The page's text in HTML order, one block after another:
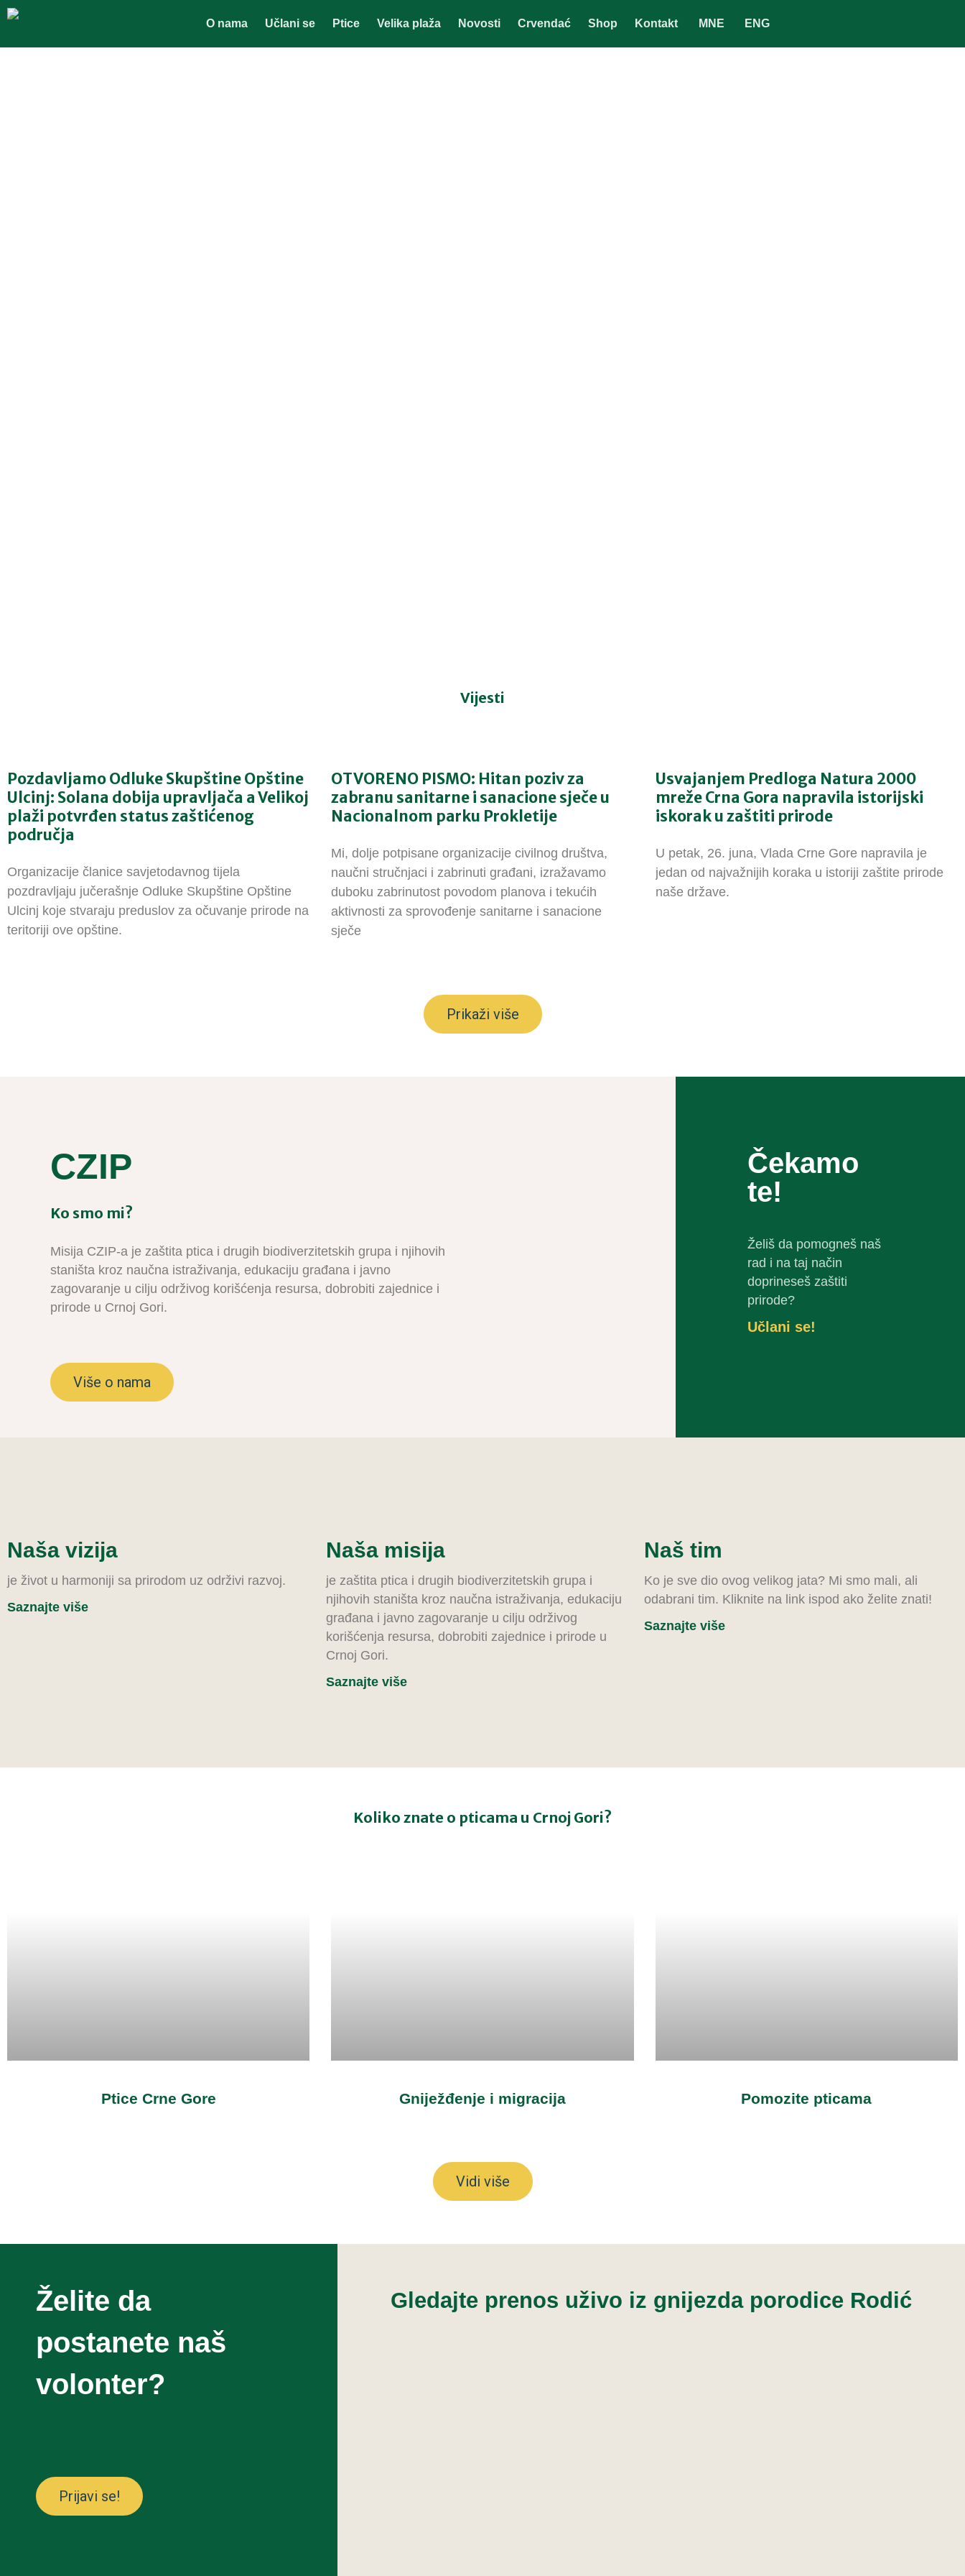
O nama Učlani se Ptice Velika plaža Novosti Crvendać Shop Kontakt MNE ENG
Vijesti
Pozdavljamo Odluke Skupštine Opštine
Ulcinj: Solana dobija upravljača a Velikoj
plaži potvrđen status zaštićenog
područja
Organizacije članice savjetodavnog tijela
pozdravljaju jučerašnje Odluke Skupštine Opštine
Ulcinj koje stvaraju preduslov za očuvanje prirode na
teritoriji ove opštine.
OTVORENO PISMO: Hitan poziv za
zabranu sanitarne i sanacione sječe u
Nacionalnom parku Prokletije
Mi, dolje potpisane organizacije civilnog društva,
naučni stručnjaci i zabrinuti građani, izražavamo
duboku zabrinutost povodom planova i tekućih
aktivnosti za sprovođenje sanitarne i sanacione
sječe
Usvajanjem Predloga Natura 2000
mreže Crna Gora napravila istorijski
iskorak u zaštiti prirode
U petak, 26. juna, Vlada Crne Gore napravila je
jedan od najvažnijih koraka u istoriji zaštite prirode
naše države.
Prikaži više
CZIP
Ko smo mi?
Misija CZIP-a je zaštita ptica i drugih biodiverzitetskih grupa i njihovih
staništa kroz naučna istraživanja, edukaciju građana i javno
zagovaranje u cilju održivog korišćenja resursa, dobrobiti zajednice i
prirode u Crnoj Gori.
Više o nama
Čekamo
te!
Želiš da pomogneš naš
rad i na taj način
doprineseš zaštiti
prirode?
Učlani se!
Naša vizija
je život u harmoniji sa prirodom uz održivi razvoj.
Saznajte više
Naša misija
je zaštita ptica i drugih biodiverzitetskih grupa i
njihovih staništa kroz naučna istraživanja, edukaciju
građana i javno zagovaranje u cilju održivog
korišćenja resursa, dobrobiti zajednice i prirode u
Crnoj Gori.
Saznajte više
Naš tim
Ko je sve dio ovog velikog jata? Mi smo mali, ali
odabrani tim. Kliknite na link ispod ako želite znati!
Saznajte više
Koliko znate o pticama u Crnoj Gori?
Ptice Crne Gore Gniježđenje i migracija Pomozite pticama
Vidi više
Želite da
postanete naš
volonter?
Prijavi se!
Gledajte prenos uživo iz gnijezda porodice Rodić